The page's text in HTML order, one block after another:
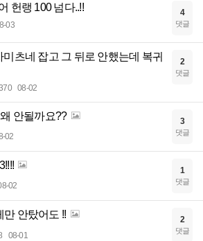
헌랭 100 넘다..!!
03
4
댓글
츠네 잡고 그 뒤로 안했는데 복귀
08-02
2
댓글
안될까요??
02
3
댓글
02
1
댓글
만 안탔어도 !!
08-01
2
댓글